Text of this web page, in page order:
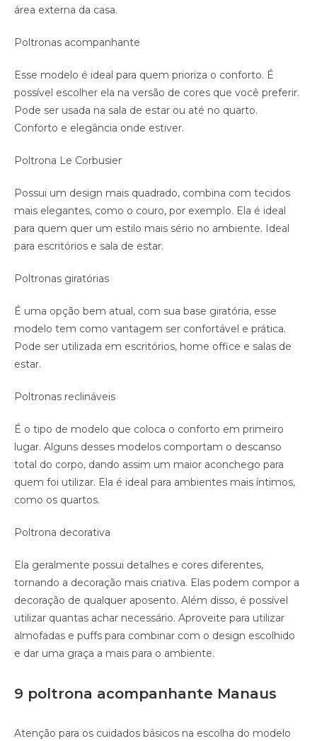
área externa da casa.
Poltronas acompanhante
Esse modelo é ideal para quem prioriza o conforto. É
possível escolher ela na versão de cores que você preferir.
Pode ser usada na sala de estar ou até no quarto.
Conforto e elegância onde estiver.
Poltrona Le Corbusier
Possui um design mais quadrado, combina com tecidos
mais elegantes, como o couro, por exemplo. Ela é ideal
para quem quer um estilo mais sério no ambiente. Ideal
para escritórios e sala de estar.
Poltronas giratórias
É uma opção bem atual, com sua base giratória, esse
modelo tem como vantagem ser confortável e prática.
Pode ser utilizada em escritórios, home office e salas de
estar.
Poltronas reclináveis
É o tipo de modelo que coloca o conforto em primeiro
lugar. Alguns desses modelos comportam o descanso
total do corpo, dando assim um maior aconchego para
quem foi utilizar. Ela é ideal para ambientes mais íntimos,
como os quartos.
Poltrona decorativa
Ela geralmente possui detalhes e cores diferentes,
tornando a decoração mais criativa. Elas podem compor a
decoração de qualquer aposento. Além disso, é possível
utilizar quantas achar necessário. Aproveite para utilizar
almofadas e puffs para combinar com o design escolhido
e dar uma graça a mais para o ambiente.
9 poltrona acompanhante Manaus
Atenção para os cuidados básicos na escolha do modelo